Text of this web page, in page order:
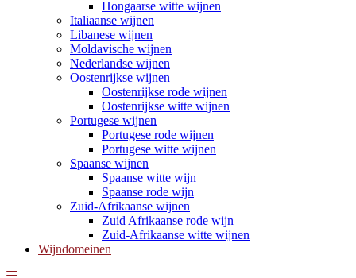
Hongaarse witte wijnen
Italiaanse wijnen
Libanese wijnen
Moldavische wijnen
Nederlandse wijnen
Oostenrijkse wijnen
Oostenrijkse rode wijnen
Oostenrijkse witte wijnen
Portugese wijnen
Portugese rode wijnen
Portugese witte wijnen
Spaanse wijnen
Spaanse witte wijn
Spaanse rode wijn
Zuid-Afrikaanse wijnen
Zuid Afrikaanse rode wijn
Zuid-Afrikaanse witte wijnen
Wijndomeinen